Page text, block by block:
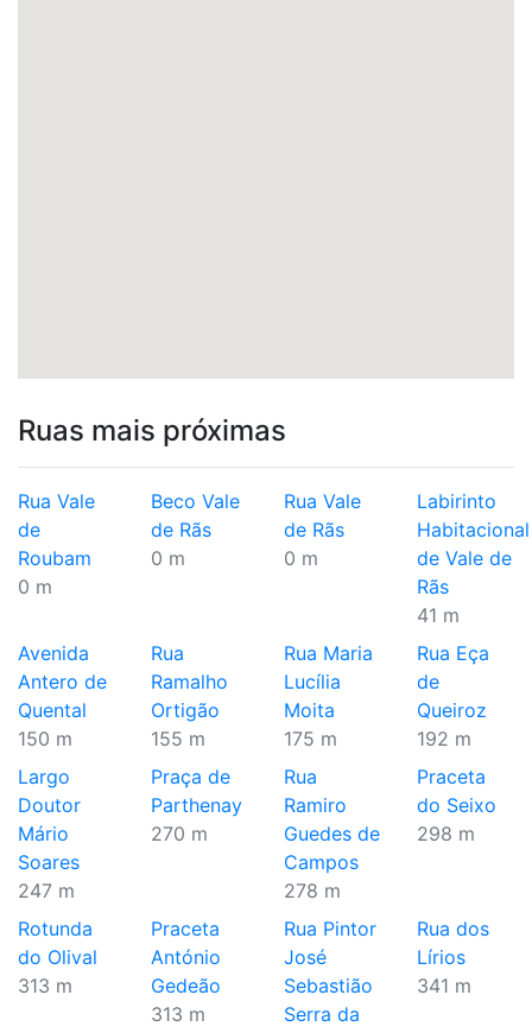
Ruas mais próximas
Rua Vale
de
Roubam
0 m
Beco Vale
de Rãs
0 m
Rua Vale
de Rãs
0 m
Labirinto
Habitacional
de Vale de
Rãs
41 m
Avenida
Antero de
Quental
150 m
Rua
Ramalho
Ortigão
155 m
Rua Maria
Lucília
Moita
175 m
Rua Eça
de
Queiroz
192 m
Largo
Doutor
Mário
Soares
247 m
Praça de
Parthenay
270 m
Rua
Ramiro
Guedes de
Campos
278 m
Praceta
do Seixo
298 m
Rotunda
do Olival
313 m
Praceta
António
Gedeão
313 m
Rua Pintor
José
Sebastião
Serra da
Rua dos
Lírios
341 m